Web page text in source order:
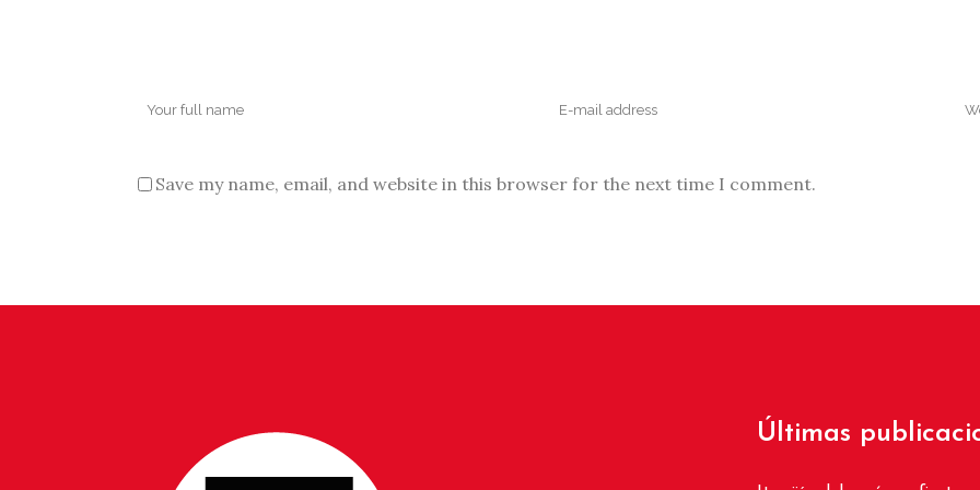
Save my name, email, and website in this browser for the next time I comment.
Últimas